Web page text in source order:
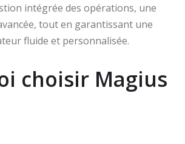
intégrée des opérations, une
tout en garantissant une
fluide et personnalisée.
choisir Magius